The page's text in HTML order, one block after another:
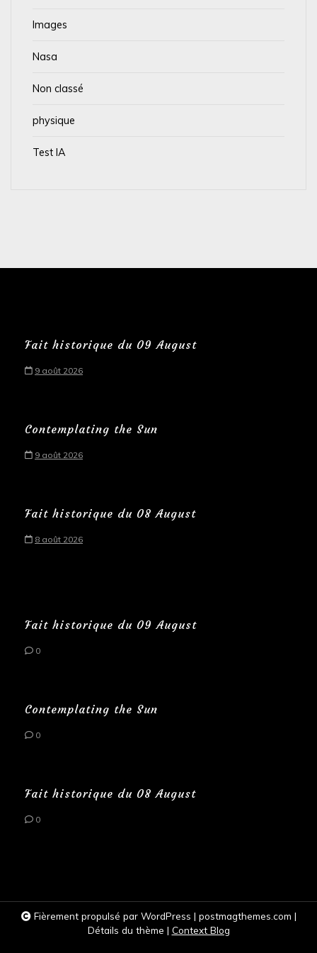
Images
Nasa
Non classé
physique
Test IA
Fait historique du 09 August
9 août 2026
Contemplating the Sun
9 août 2026
Fait historique du 08 August
8 août 2026
Fait historique du 09 August
0
Contemplating the Sun
0
Fait historique du 08 August
0
Fièrement propulsé par WordPress | postmagthemes.com |
Détails du thème | Context Blog